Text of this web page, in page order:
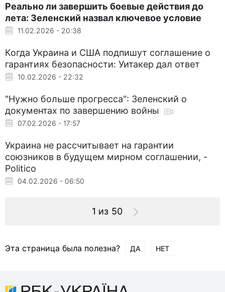
Реально ли завершить боевые действия до
лета: Зеленский назвал ключевое условие
11.02.2026 - 20:38
Когда Украина и США подпишут соглашение о
гарантиях безопасности: Уитакер дал ответ
10.02.2026 - 22:32
"Нужно больше прогресса": Зеленский о
документах по завершению войны
07.02.2026 - 17:57
Украина не рассчитывает на гарантии
союзников в будущем мирном соглашении, -
Politico
04.02.2026 - 06:50
1 из 50
Эта страница была полезна? ДА НЕТ